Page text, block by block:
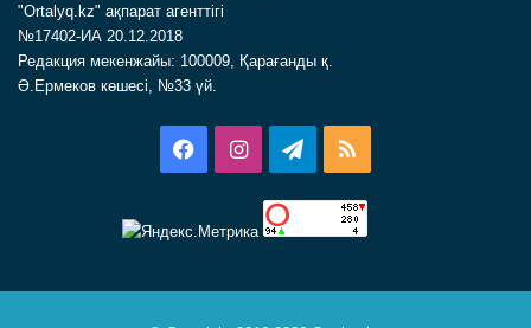
"Ortalyq.kz" ақпарат агенттігі
№17402-ИА 20.12.2018
Редакция мекенжайы: 100009, Қарағанды қ.
Ә.Ермеков көшесі, №33 үй.
FacebookInstagramTelegram